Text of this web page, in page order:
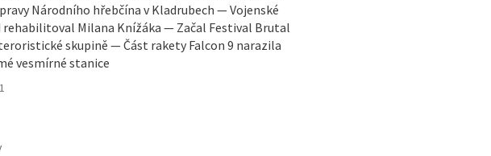
Národního hřebčína v Kladrubech — Vojenské
rehabilitoval Milana Knížáka — Začal Festival Brutal
skupině — Část rakety Falcon 9 narazila
vesmírné stanice